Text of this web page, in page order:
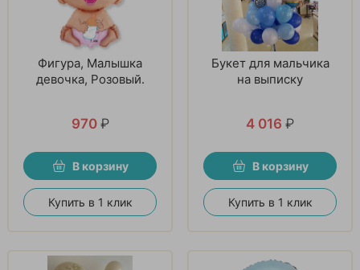
Фигура, Малышка
девочка, Розовый.
970 ₽
В корзину
Купить в 1 клик
Букет для мальчика
на выписку
4 016 ₽
В корзину
Купить в 1 клик